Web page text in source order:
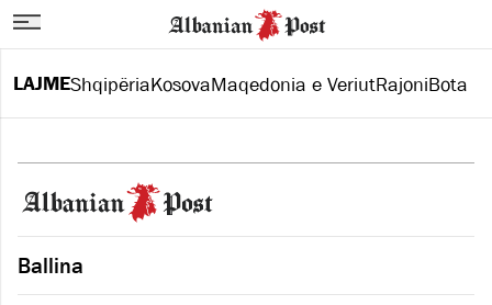
LAJMEShqipëriaKosovaMaqedonia e VeriutRajoniBota
Ballina